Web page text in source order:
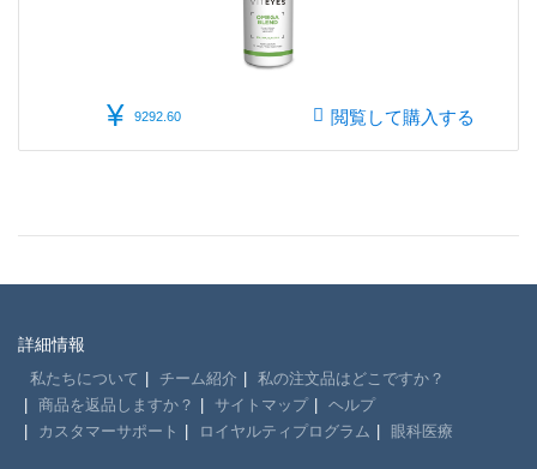
¥ 9292.60 閲覧して購入する
詳細情報
私たちについて チーム紹介
私の注文品はどこですか？
商品を返品しますか？
サイトマップ
ヘルプ
カスタマーサポート
ロイヤルティプログラム 眼科医療